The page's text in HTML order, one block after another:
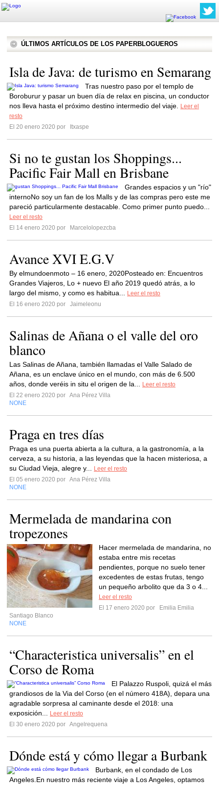
ÚLTIMOS ARTÍCULOS DE LOS PAPERBLOGUEROS
Isla de Java: de turismo en Semarang
Tras nuestro paso por el templo de
Boroburur y pasar un buen día de relax en piscina, un conductor
nos lleva hasta el próximo destino intermedio del viaje.
Leer el
resto
El 20 enero 2020 por
Itxaspe
Si no te gustan los Shoppings...
Pacific Fair Mall en Brisbane
Grandes espacios y un "río"
internoNo soy un fan de los Malls y de las compras pero este me
pareció particularmente destacable. Como primer punto puedo...
Leer el resto
El 14 enero 2020 por
Marcelolopezcba
Avance XVI E.G.V
By elmundoenmoto – 16 enero, 2020Posteado en: Encuentros
Grandes Viajeros, Lo + nuevo El año 2019 quedó atrás, a lo
largo del mismo, y como es habitua...
Leer el resto
El 16 enero 2020 por
Jaimeleonu
Salinas de Añana o el valle del oro
blanco
Las Salinas de Añana, también llamadas el Valle Salado de
Añana, es un enclave único en el mundo, con más de 6.500
años, donde veréis in situ el origen de la...
Leer el resto
El 22 enero 2020 por Ana Pérez Villa
NONE
Praga en tres días
Praga es una puerta abierta a la cultura, a la gastronomía, a la
cerveza, a su historia, a las leyendas que la hacen misteriosa, a
su Ciudad Vieja, alegre y...
Leer el resto
El 05 enero 2020 por Ana Pérez Villa
NONE
Mermelada de mandarina con
tropezones
Hacer mermelada de mandarina, no
estaba entre mis recetas
pendientes, porque no suelo tener
excedentes de estas frutas, tengo
un pequeño arbolito que da 3 o 4...
Leer el resto
El 17 enero 2020 por
Emilia Emilia
Santiago Blanco
NONE
“Characteristica universalis” en el
Corso de Roma
El Palazzo Ruspoli, quizá el más
grandiosos de la Via del Corso (en el número 418A), depara una
agradable sorpresa al caminante desde el 2018: una
exposición...
Leer el resto
El 30 enero 2020 por Angelrequena
Dónde está y cómo llegar a Burbank
Burbank, en el condado de Los
Angeles.En nuestro más reciente viaje a Los Angeles, optamos